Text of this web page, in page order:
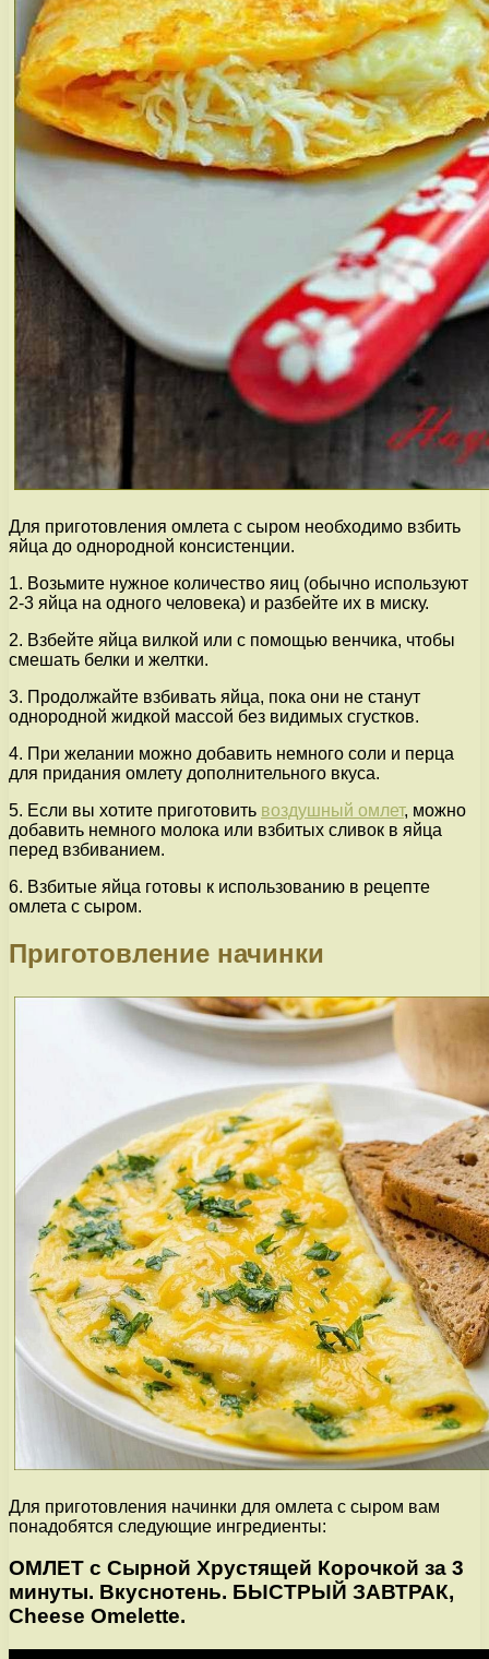
Для приготовления омлета с сыром необходимо взбить
яйца до однородной консистенции.
1. Возьмите нужное количество яиц (обычно используют
2-3 яйца на одного человека) и разбейте их в миску.
2. Взбейте яйца вилкой или с помощью венчика, чтобы
смешать белки и желтки.
3. Продолжайте взбивать яйца, пока они не станут
однородной жидкой массой без видимых сгустков.
4. При желании можно добавить немного соли и перца
для придания омлету дополнительного вкуса.
5. Если вы хотите приготовить воздушный омлет, можно
добавить немного молока или взбитых сливок в яйца
перед взбиванием.
6. Взбитые яйца готовы к использованию в рецепте
омлета с сыром.
Приготовление начинки
Для приготовления начинки для омлета с сыром вам
понадобятся следующие ингредиенты:
ОМЛЕТ с Сырной Хрустящей Корочкой за 3
минуты. Вкуснотень. БЫСТРЫЙ ЗАВТРАК,
Сheese Оmelette.